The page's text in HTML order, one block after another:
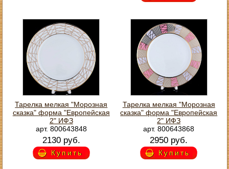
Тарелка мелкая "Морозная
сказка" форма "Европейская
2" ИФЗ
арт. 800643848
2130 руб.
Купить
Тарелка мелкая "Морозная
сказка" форма "Европейская
2" ИФЗ
арт. 800643868
2950 руб.
Купить